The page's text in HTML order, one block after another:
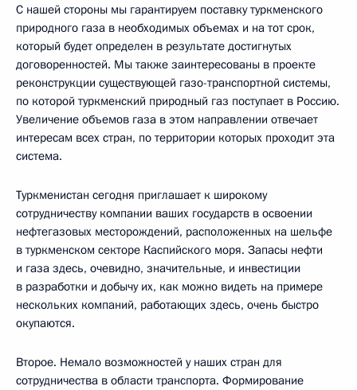
С нашей стороны мы гарантируем поставку туркменского
природного газа в необходимых объемах и на тот срок,
который будет определен в результате достигнутых
договоренностей. Мы также заинтересованы в проекте
реконструкции существующей газо-транспортной системы,
по которой туркменский природный газ поступает в Россию.
Увеличение объемов газа в этом направлении отвечает
интересам всех стран, по территории которых проходит эта
система.
Туркменистан сегодня приглашает к широкому
сотрудничеству компании ваших государств в освоении
нефтегазовых месторождений, расположенных на шельфе
в туркменском секторе Каспийского моря. Запасы нефти
и газа здесь, очевидно, значительные, и инвестиции
в разработки и добычу их, как можно видеть на примере
нескольких компаний, работающих здесь, очень быстро
окупаются.
Второе. Немало возможностей у наших стран для
сотрудничества в области транспорта. Формирование